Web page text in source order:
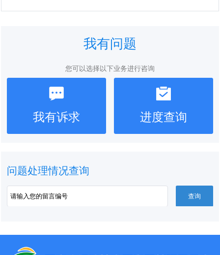
我有问题
您可以选择以下业务进行咨询
我有诉求 进度查询
问题处理情况查询